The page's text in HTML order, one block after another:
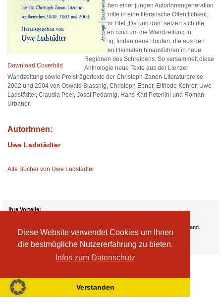
Diese Website verwendet Cookies um Ihnen
die bestmögliche Nutzererfahrung zu bieten.
Infos zum Datenschutz
Verstanden
Download Coverbild
ermöglichen einer jungen AutorInnengeneration
erste Schritte in eine literarische Öffentlichkeit.
Unter dem Titel „Da und dort“ setzen sich die
AutorInnen rund um die Wandzeitung in
Bewegung, finden neue Routen, die aus den
gewohnten Heimaten hinausführen in neue
Regionen des Schreibens. So versammelt diese
Anthologie neue Texte aus der Lienzer
Wandzeitung sowie Preisträgertexte der Christoph-Zanon-Literaturpreise
2002 und 2004 von Oswald Blassnig, Christoph Ebner, Elfriede Kehrer, Uwe
Ladstädter, Claudia Peer, Josef Pedarnig, Hans Karl Peterlini und Roman
Urbaner.
AutorInnen:
Uwe Ladstädter
Alle Bücher von Uwe Ladstädter
Ihre Vorteile:
Wir liefern kostenlos ab EUR 50,- Bestellwert nach Österreich und Deutschland.
Zahlungsarten
Wir akzeptieren Kreditkarte, PayPal, Sofortüberweisung